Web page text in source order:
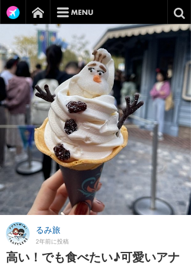
るみ旅
2年前に投稿
高い！でも食べたい♪可愛いアナ